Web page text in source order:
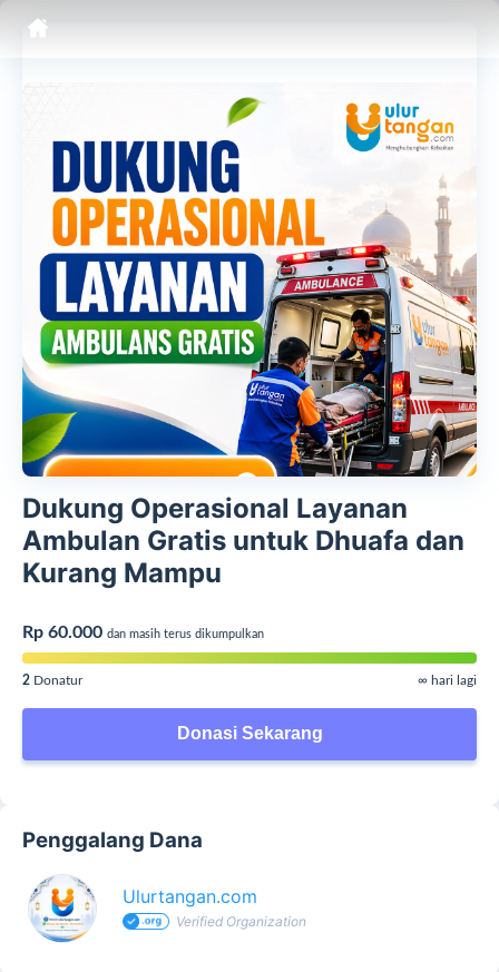
Dukung Operasional Layanan
Ambulan Gratis untuk Dhuafa dan
Kurang Mampu
Rp 60.000 dan masih terus dikumpulkan
2 Donatur ∞ hari lagi
Donasi Sekarang
Penggalang Dana
Ulurtangan.com
Verified Organization